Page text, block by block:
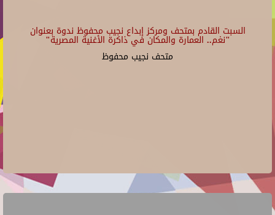
السبت القادم بمتحف ومركز إبداع نجيب محفوظ ندوة بعنوان
"نغم.. العمارة والمكان في ذاكرة الأغنية المصرية"
متحف نجيب محفوظ